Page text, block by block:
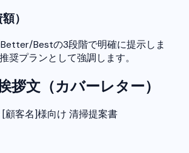
）
Bestの3段階で明確に提示しま
奨プランとして強調します。
拶文（カバーレター）
顧客名]様向け 清掃提案書